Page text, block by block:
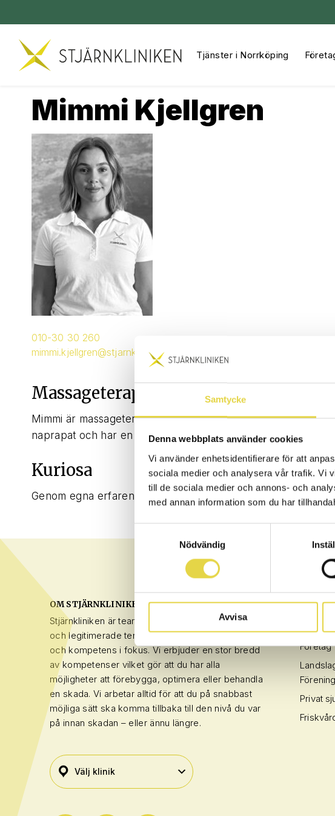
Samtycke
Denna webbplats använder cookies
Vi använder enhetsidentifierare för att
sociala medier och analysera vår trafik. Vi
till de sociala medier och annons- och
med annan information som du har
Nödvändig
Avvisa
Hoppa
Tjänster i Norrköping
Mimmi Kjellgren
010-30 30 260
mimmi.kjellgren@stjarnkliniken.com
Massageterapeut & Lic. Personlig
Mimmi är massageterapeut och licensierad personlig
naprapat och har en bakgrund inom cheerleading och
Kuriosa
Genom egna erfarenheter av skador väcktes hennes driv
OM STJÄRNKLINIKEN
Stjärnkliniken är teamet bestående av certifierade
och legitimerade terapeuter med kvalitet, trygghet
och kompetens i fokus. Vi erbjuder en stor bredd
av kompetenser vilket gör att du har alla
möjligheter att förebygga, optimera eller behandla
en skada. Vi arbetar alltid för att du på snabbast
möjliga sätt ska komma tillbaka till den nivå du var
på innan skadan – eller ännu längre.
Företag
Privat